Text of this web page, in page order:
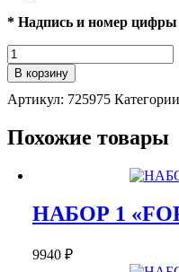
* Надпись и номер
Количество
НАБОР
ШАРОВ
ДЛЯ
БАНТИКИ"
В корзину
Артикул: 725975
Похожие товары
НАБОР 1
9940 ₽